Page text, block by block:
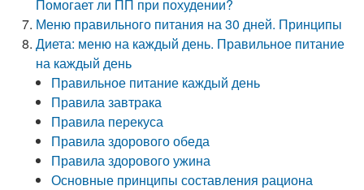
Помогает ли ПП при похудении?
Меню правильного питания на 30 дней. Принципы
Диета: меню на каждый день. Правильное питание
на каждый день
Правильное питание каждый день
Правила завтрака
Правила перекуса
Правила здорового обеда
Правила здорового ужина
Основные принципы составления рациона